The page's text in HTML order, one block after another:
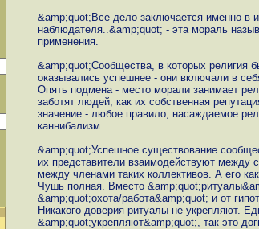
&amp;quot;Все дело заключается именно в
наблюдателя..&amp;quot; - эта мораль
применения.
&amp;quot;Сообщества, в которых религия
оказывались успешнее - они включали в
Опять подмена - место морали занимает
заботят людей, как их собственная
значение - любое правило, насаждаемое
каннибализм.
&amp;quot;Успешное существование
их представители взаимодействуют между
между членами таких коллективов. А его
Чушь полная. Вместо
&amp;quot;охота/работа&amp;quot; и от
Никакого доверия ритуалы не укрепляют.
&amp;quot;укрепляют&amp;quot;, так это